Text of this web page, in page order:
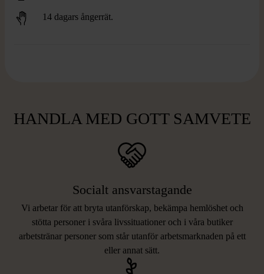
14 dagars ångerrät.
HANDLA MED GOTT SAMVETE
Socialt ansvarstagande
Vi arbetar för att bryta utanförskap, bekämpa hemlöshet och
stötta personer i svåra livssituationer och i våra butiker
arbetstränar personer som står utanför arbetsmarknaden på ett
eller annat sätt.